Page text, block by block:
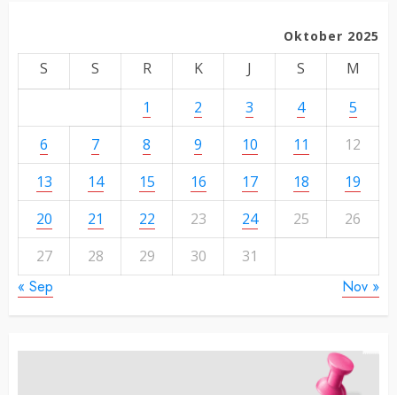
Oktober 2025
S S R K J S
M
1
2 3 4
5
6
7 8 9 10 11
12
13
14 15 16 17 18
19
20
21 22 23 24 25
26
27
28 29 30 31
« Sep Nov »